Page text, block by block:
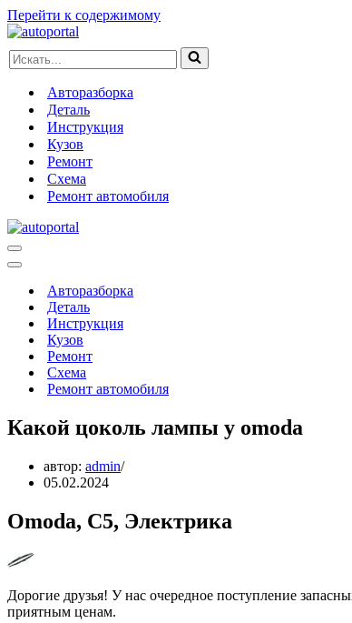
Перейти к содержимому
Искать...
Авторазборка
Деталь
Инструкция
Кузов
Ремонт
Схема
Ремонт автомобиля
Меню
навигации
Меню
навигацииАвторазборка
Деталь
Инструкция
Кузов
Ремонт
Схема
Ремонт автомобиля
Какой цоколь лампы у omoda
автор: admin
05.02.2024
Omoda, C5, Электрика
Дорогие друзья! У нас очередное поступление
приятным ценам.